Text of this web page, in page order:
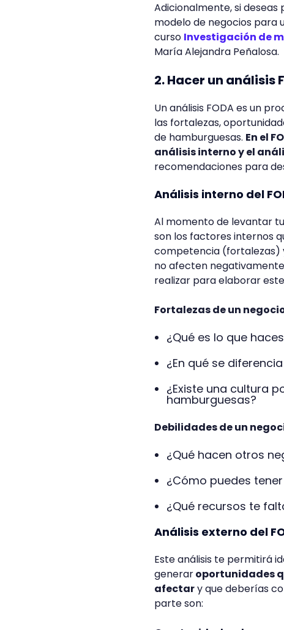
Adicionalmente, si
modelo de negocios para
curso Investigación de
María Alejandra Peñalosa.
2. Hacer un análisis
Un análisis FODA es un
las fortalezas,
de hamburguesas. En el
análisis interno y el
recomendaciones para
Análisis interno del
Al momento de levantar
son los factores internos
competencia (fortalezas)
no afecten
realizar para elaborar este
Fortalezas de un
¿Qué es lo que
¿En qué se
¿Existe una cultura
hamburguesas?
Debilidades de un
¿Qué hacen otros
¿Cómo puedes
¿Qué recursos te
Análisis externo del
Este análisis te permitirá
generaroportunidades
afectary que deberías
parte son: